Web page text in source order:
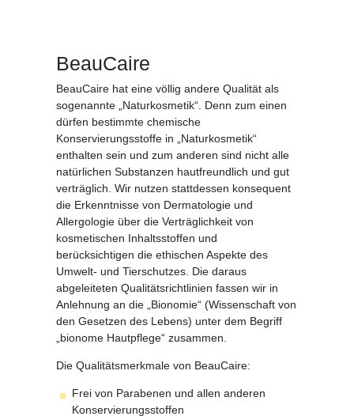
BeauCaire
BeauCaire hat eine völlig andere Qualität als
sogenannte „Naturkosmetik“. Denn zum einen
dürfen bestimmte chemische
Konservierungsstoffe in „Naturkosmetik“
enthalten sein und zum anderen sind nicht alle
natürlichen Substanzen hautfreundlich und gut
verträglich. Wir nutzen stattdessen konsequent
die Erkenntnisse von Dermatologie und
Allergologie über die Verträglichkeit von
kosmetischen Inhaltsstoffen und
berücksichtigen die ethischen Aspekte des
Umwelt- und Tierschutzes. Die daraus
abgeleiteten Qualitätsrichtlinien fassen wir in
Anlehnung an die „Bionomie“ (Wissenschaft von
den Gesetzen des Lebens) unter dem Begriff
„bionome Hautpflege“ zusammen.
Die Qualitätsmerkmale von BeauCaire:
Frei von Parabenen und allen anderen
Konservierungsstoffen